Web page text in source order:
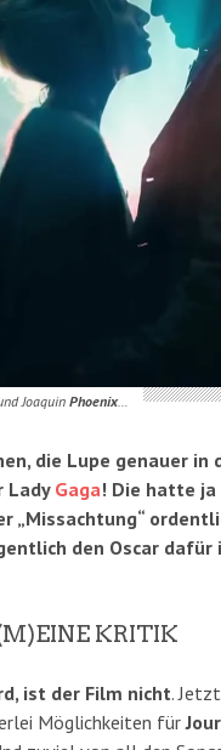
Joaquin Phoenix…
die Lupe genauer in
Lady Gaga! Die hatte ja
„Missachtung“
den Oscar
KRITIK
ist der Film nicht.
Möglichkeiten für